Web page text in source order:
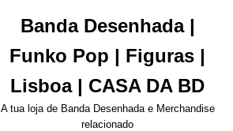
Banda Desenhada |
Funko Pop | Figuras |
Lisboa | CASA DA BD
A tua loja de Banda Desenhada e Merchandise
relacionado